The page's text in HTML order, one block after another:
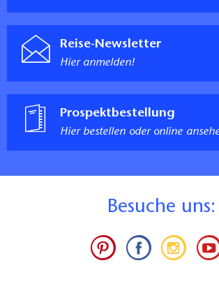
Reise-Newsletter
Hier anmelden!
Prospektbestellung
Hier bestellen oder online
Besuche uns: